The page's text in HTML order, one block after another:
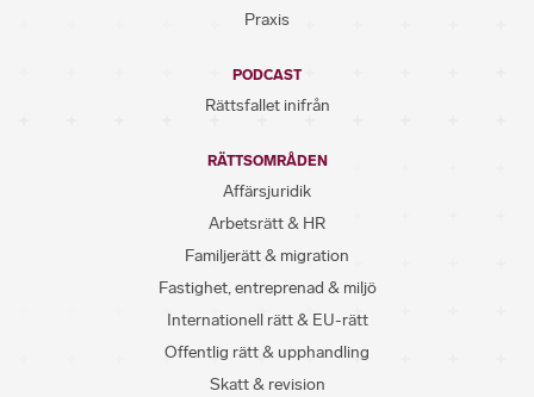
Praxis
PODCAST
Rättsfallet inifrån
RÄTTSOMRÅDEN
Affärsjuridik
Arbetsrätt & HR
Familjerätt & migration
Fastighet, entreprenad & miljö
Internationell rätt & EU-rätt
Offentlig rätt & upphandling
Skatt & revision